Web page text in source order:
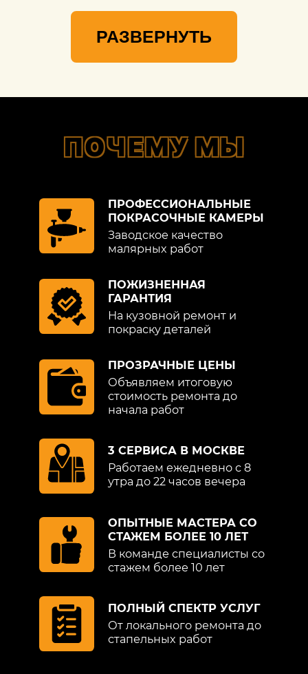
РАЗВЕРНУТЬ
ПОЧЕМУ МЫ
ПРОФЕССИОНАЛЬНЫЕ
ПОКРАСОЧНЫЕ КАМЕРЫ
Заводское качество
малярных работ
ПОЖИЗНЕННАЯ
ГАРАНТИЯ
На кузовной ремонт и
покраску деталей
ПРОЗРАЧНЫЕ ЦЕНЫ
Объявляем итоговую
стоимость ремонта до
начала работ
3 СЕРВИСА В МОСКВЕ
Работаем ежедневно с 8
утра до 22 часов вечера
ОПЫТНЫЕ МАСТЕРА СО
СТАЖЕМ БОЛЕЕ 10 ЛЕТ
В команде специалисты со
стажем более 10 лет
ПОЛНЫЙ СПЕКТР УСЛУГ
От локального ремонта до
стапельных работ